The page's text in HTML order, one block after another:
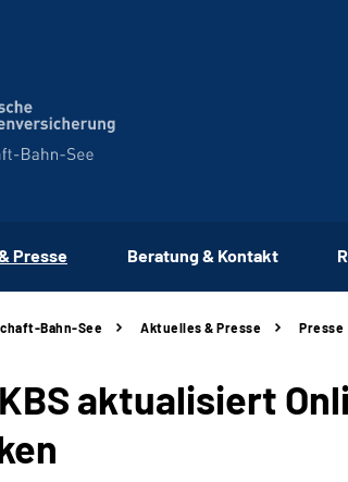
Presse Beratung & Kontakt
Bahn-See Aktuelles & Presse Presse
KBS aktualisiert